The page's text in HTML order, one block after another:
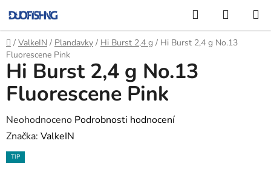
na
obsah
Hledat
KOŠÍK
Domů
/ ValkeIN / Plandavky / Hi Burst 2,4 g / Hi Burst 2,4 g No.13
Fluorescene Pink
Hi Burst 2,4 g No.13
Fluorescene Pink
Průměrné
hodnocení
produktu
Neohodnoceno Podrobnosti hodnocení
Značka: ValkeIN
TIP